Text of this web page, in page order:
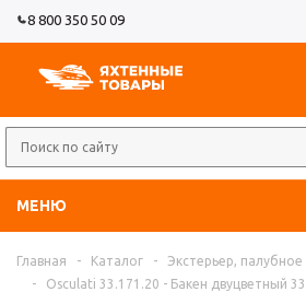
8 800 350 50 09
МЕНЮ
Главная - Каталог - Экстерьер,
-
Osculati 33.171.20 - Бакен двуцветный